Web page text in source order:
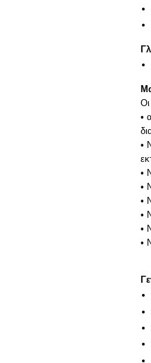
•
•
•
•
•
•
•
•